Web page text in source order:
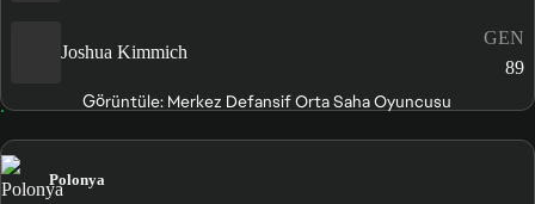
Joshua Kimmich
GEN
89
Görüntüle: Merkez Defansif Orta Saha Oyuncusu
Polonya